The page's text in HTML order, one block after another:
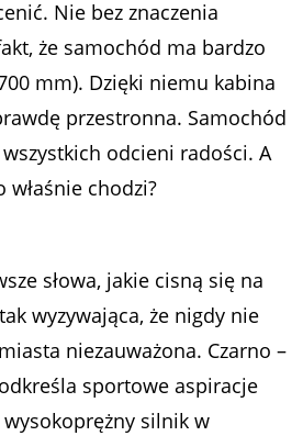
Nie bez znaczenia
że samochód ma bardzo
mm). Dzięki niemu kabina
przestronna. Samochód
odcieni radości. A
właśnie chodzi?
słowa, jakie cisną się na
wyzywająca, że nigdy nie
niezauważona. Czarno –
sportowe aspiracje
silnik w